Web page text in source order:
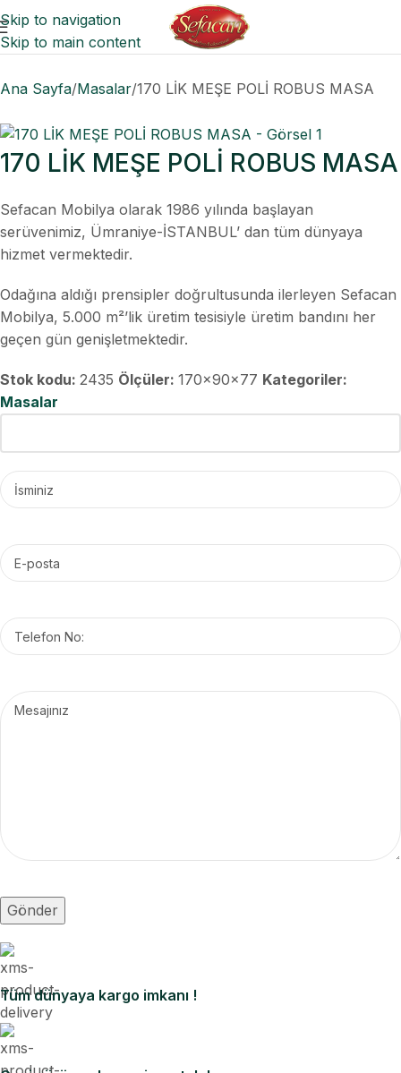
Skip to navigation
Skip to main content
Ana Sayfa Masalar 170 LİK MEŞE POLİ ROBUS MASA
170 LİK MEŞE POLİ ROBUS MASA
Sefacan Mobilya olarak 1986 yılında başlayan
serüvenimiz, Ümraniye-İSTANBUL’ dan tüm dünyaya
hizmet vermektedir.
Odağına aldığı prensipler doğrultusunda ilerleyen Sefacan
Mobilya, 5.000 m²’lik üretim tesisiyle üretim bandını her
geçen gün genişletmektedir.
Stok kodu: 2435 Ölçüler: 170x90x77 Kategoriler:
Masalar
Tüm dünyaya kargo imkanı !